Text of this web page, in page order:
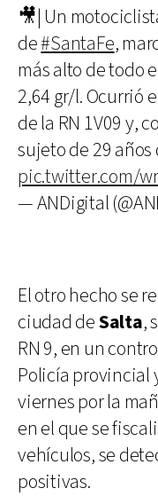
🎥| Un
de#SantaFe,
más alto de todo
2,64 gr/l. Ocurrió
de la RN 1V09 y,
sujeto de 29
pic.twitter.com/
— ANDigital
El otro hecho se
ciudad deSalta,
RN 9, en un
Policía provincial
viernes por la
en el que se
vehículos, se
positivas.